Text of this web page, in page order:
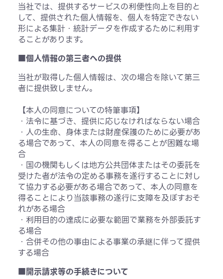
当社では、提供するサービスの利便性向上を目的と
して、提供された個人情報を、個人を特定できない
形による集計・統計データを作成するために利用す
ることがあります。
■個人情報の第三者への提供
当社が取得した個人情報は、次の場合を除いて第三
者に提供致しません。
【本人の同意についての特筆事項】
・法令に基づき、提供に応じなければならない場合
・人の生命、身体または財産保護のために必要があ
る場合であって、本人の同意を得ることが困難な場
合
・国の機関もしくは地方公共団体またはその委託を
受けた者が法令の定める事務を遂行することに対し
て協力する必要がある場合であって、本人の同意を
得ることにより当該事務の遂行に支障を及ぼすおそ
れがある場合
・利用目的の達成に必要な範囲で業務を外部委託す
る場合
・合併その他の事由による事業の承継に伴って提供
する場合
■開示請求等の手続きについて